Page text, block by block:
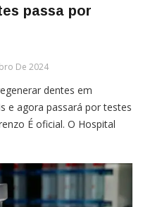
passa por
De 2024
dentes em
e agora passará por testes
É oficial. O Hospital
em furões e